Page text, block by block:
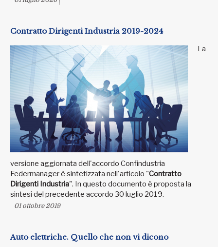
Contratto Dirigenti Industria 2019-2024
La
versione aggiornata dell'accordo Confindustria
Federmanager è sintetizzata nell'articolo "Contratto
Dirigenti Industria". In questo documento è proposta la
sintesi del precedente accordo 30 luglio 2019.
01 ottobre 2019
Auto elettriche. Quello che non vi dicono